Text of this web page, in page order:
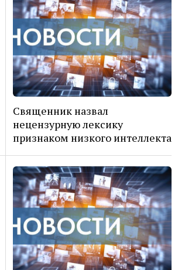
Священник назвал
нецензурную лексику
признаком низкого интеллекта